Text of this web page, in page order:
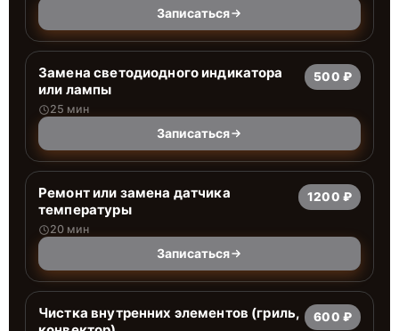
Записаться
Заменa светодиодного индикатора
или лампы
25 мин
500 ₽
Записаться
Ремонт или замена датчика
температуры
20 мин
1200 ₽
Записаться
Чистка внутренних элементов (гриль,
600 ₽